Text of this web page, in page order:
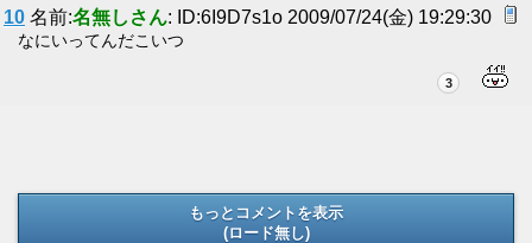
10 名前:名無しさん: ID:6I9D7s1o 2009/07/24(金) 19:29:30
なにいってんだこいつ
3
もっとコメントを表示
(ロード無し)